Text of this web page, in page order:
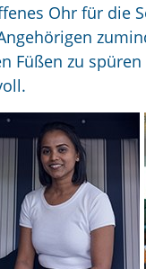
Ohr für die
Füßen zu